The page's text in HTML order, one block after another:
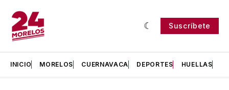
Suscríbete
INICIO MORELOS CUERNAVACA DEPORTES HUELLAS